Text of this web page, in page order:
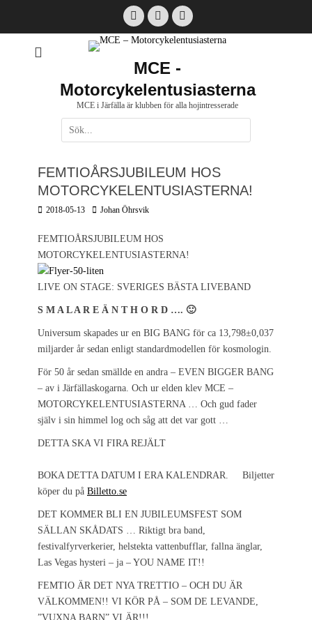
FacebookEmail Instagram
MCE -
Motorcykelentusiasterna
MCE i Järfälla är klubben för alla hojintresserade
Sök
efter:
FEMTIOÅRSJUBILEUM HOS
MOTORCYKELENTUSIASTERNA!
Postades
2018-05-13 Författare
Johan Öhrsvik
FEMTIOÅRSJUBILEUM HOS
MOTORCYKELENTUSIASTERNA!
LIVE ON STAGE: SVERIGES BÄSTA LIVEBAND
S M A L A R E Ä N T H O R D …. 🙂
Universum skapades ur en BIG BANG för ca 13,798±0,037
miljarder år sedan enligt standardmodellen för kosmologin.
För 50 år sedan smällde en andra – EVEN BIGGER BANG
– av i Järfällaskogarna. Och ur elden klev MCE –
MOTORCYKELENTUSIASTERNA … Och gud fader
själv i sin himmel log och såg att det var gott …
DETTA SKA VI FIRA REJÄLT
BOKA DETTA DATUM I ERA KALENDRAR. Biljetter
köper du på Billetto.se
DET KOMMER BLI EN JUBILEUMSFEST SOM
SÄLLAN SKÅDATS … Riktigt bra band,
festivalfyrverkerier, helstekta vattenbufflar, fallna änglar,
Las Vegas hysteri – ja – YOU NAME IT!!
FEMTIO ÄR DET NYA TRETTIO – OCH DU ÄR
VÄLKOMMEN!! VI KÖR PÅ – SOM DE LEVANDE,
”VUXNA BARN” VI ÄR!!!